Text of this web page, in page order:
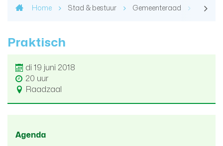
Home Stad & bestuur Gemeenteraad
Praktisch
di 19 juni 2018
20 uur
Raadzaal
Agenda